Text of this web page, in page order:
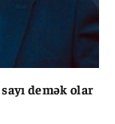
demək olar